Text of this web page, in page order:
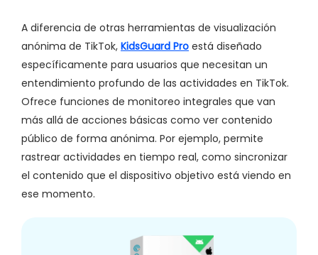
A diferencia de otras herramientas de visualización
anónima de TikTok, KidsGuard Pro está diseñado
específicamente para usuarios que necesitan un
entendimiento profundo de las actividades en TikTok.
Ofrece funciones de monitoreo integrales que van
más allá de acciones básicas como ver contenido
público de forma anónima. Por ejemplo, permite
rastrear actividades en tiempo real, como sincronizar
el contenido que el dispositivo objetivo está viendo en
ese momento.